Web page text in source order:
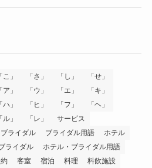
「こ」 「さ」 「し」
「せ」
「ア」 「ウ」 「エ」
「キ」
「ハ」 「ヒ」 「フ」
「ヘ」
「ル」 「レ」
サービス
ブライダル ブライダル用語
ホテル
ライダル
ホテル・ブライダル用語
客室 宿泊 料理 料飲施設